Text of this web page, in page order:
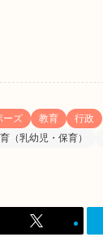
ーズ 教育
行政
（乳幼児・保育）